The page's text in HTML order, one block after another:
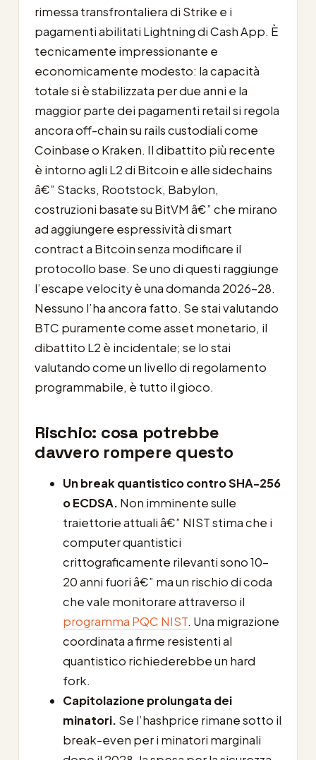
rimessa transfrontaliera di Strike e i
pagamenti abilitati Lightning di Cash App. È
tecnicamente impressionante e
economicamente modesto: la capacità
totale si è stabilizzata per due anni e la
maggior parte dei pagamenti retail si regola
ancora off-chain su rails custodiali come
Coinbase o Kraken. Il dibattito più recente
è intorno agli L2 di Bitcoin e alle sidechains
â€” Stacks, Rootstock, Babylon,
costruzioni basate su BitVM â€” che mirano
ad aggiungere espressività di smart
contract a Bitcoin senza modificare il
protocollo base. Se uno di questi raggiunge
l’escape velocity è una domanda 2026-28.
Nessuno l’ha ancora fatto. Se stai valutando
BTC puramente come asset monetario, il
dibattito L2 è incidentale; se lo stai
valutando come un livello di regolamento
programmabile, è tutto il gioco.
Rischio: cosa potrebbe
davvero rompere questo
Un break quantistico contro SHA-256
o ECDSA. Non imminente sulle
traiettorie attuali â€” NIST stima che i
computer quantistici
crittograficamente rilevanti sono 10-
20 anni fuori â€” ma un rischio di coda
che vale monitorare attraverso il
programma PQC NIST. Una migrazione
coordinata a firme resistenti al
quantistico richiederebbe un hard
fork.
Capitolazione prolungata dei
minatori. Se l’hashprice rimane sotto il
break-even per i minatori marginali